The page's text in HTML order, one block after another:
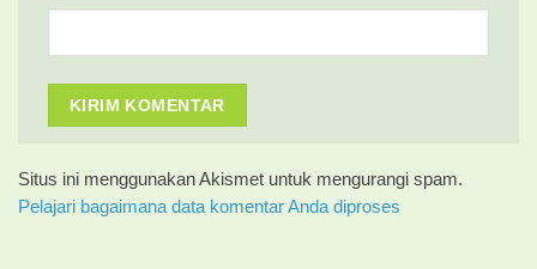
Situs ini menggunakan Akismet untuk mengurangi spam.
Pelajari bagaimana data komentar Anda diproses